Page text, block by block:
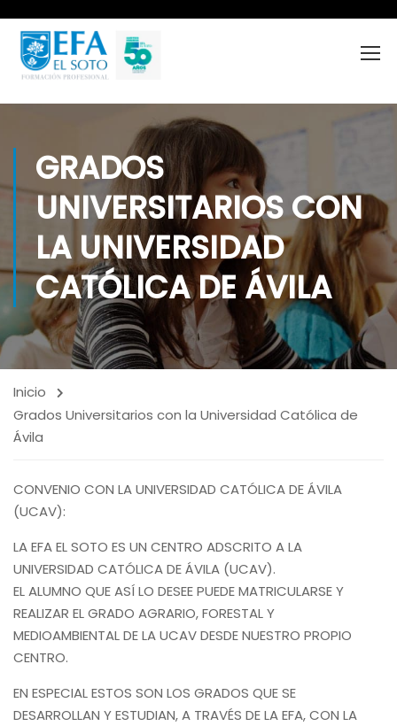
GRADOS
UNIVERSITARIOS CON
LA UNIVERSIDAD
CATÓLICA DE ÁVILA
Inicio
Grados Universitarios con la Universidad Católica de
Ávila
CONVENIO CON LA UNIVERSIDAD CATÓLICA DE ÁVILA
(UCAV):
LA EFA EL SOTO ES UN CENTRO ADSCRITO A LA
UNIVERSIDAD CATÓLICA DE ÁVILA (UCAV).
EL ALUMNO QUE ASÍ LO DESEE PUEDE MATRICULARSE Y
REALIZAR EL GRADO AGRARIO, FORESTAL Y
MEDIOAMBIENTAL DE LA UCAV DESDE NUESTRO PROPIO
CENTRO.
EN ESPECIAL ESTOS SON LOS GRADOS QUE SE
DESARROLLAN Y ESTUDIAN, A TRAVÉS DE LA EFA, CON LA